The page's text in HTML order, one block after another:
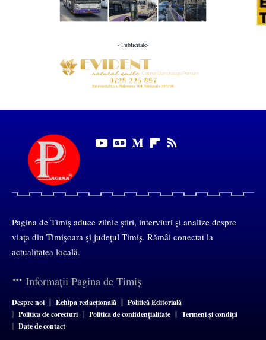
- Publicitate-
Pagina de Timiș aduce zilnic știri, interviuri și analize despre
viața din Timișoara și județul Timiș. Rămâi conectat la
actualitatea locală.
Informații Pagina de Timiș
Despre noi Echipa redacțională
Politică Editorială
Politica de corecturi
Politica de confidențialitate
Termeni și condiții
Date de contact